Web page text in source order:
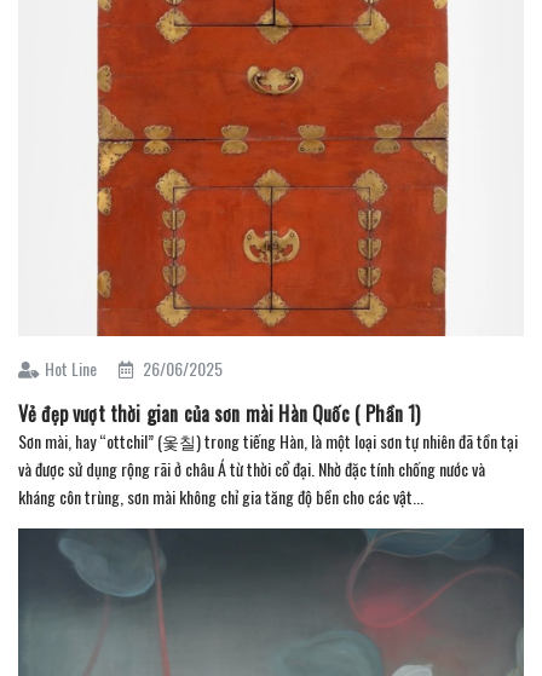
Hot Line 26/06/2025
Vẻ đẹp vượt thời gian của sơn mài Hàn Quốc ( Phần 1)
Sơn mài, hay “ottchil” (옻칠) trong tiếng Hàn, là một loại sơn tự nhiên đã tồn tại
và được sử dụng rộng rãi ở châu Á từ thời cổ đại. Nhờ đặc tính chống nước và
kháng côn trùng, sơn mài không chỉ gia tăng độ bền cho các vật...